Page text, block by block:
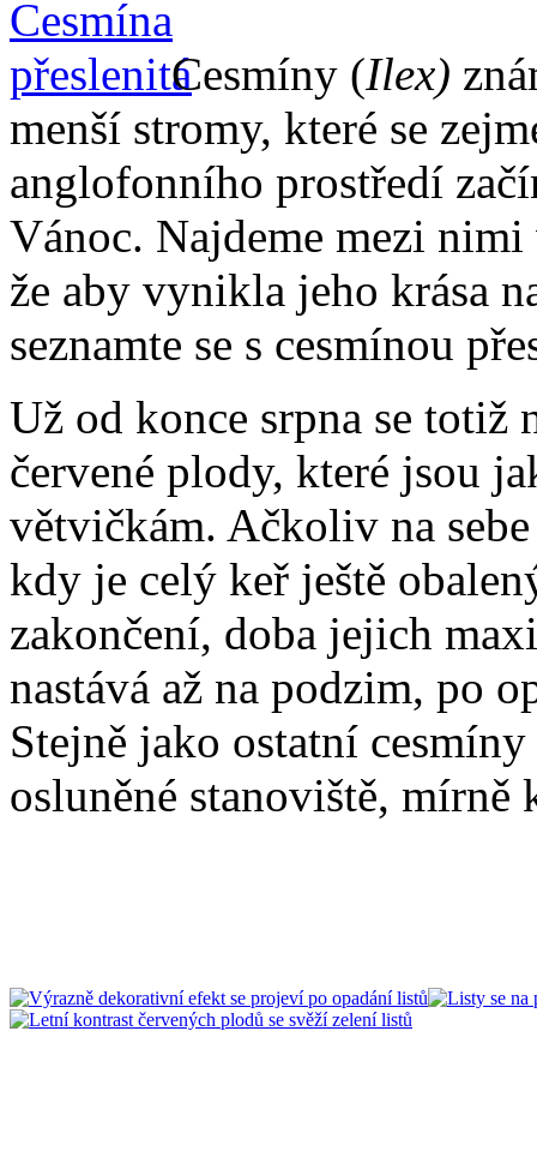
Cesmíny (Ilex)
menší stromy, které se
anglofonního prostředí
Vánoc. Najdeme mezi
že aby vynikla jeho krása
seznamte se s cesmínou
Už od konce srpna se totiž
červené plody, které jsou
větvičkám. Ačkoliv na
kdy je celý keř ještě
zakončení, doba jejich
nastává až na podzim, po
Stejně jako ostatní
osluněné stanoviště,